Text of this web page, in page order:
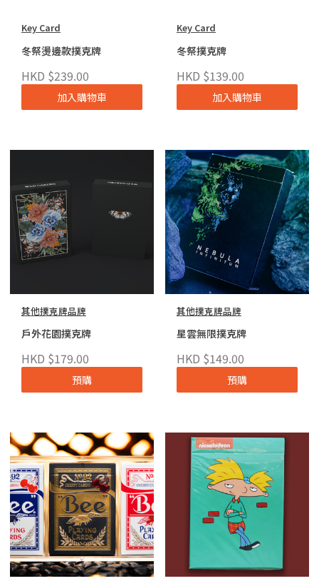
Key Card
冬祭燙邊款撲克牌
HKD $239.00
加入購物車
Key Card
冬祭撲克牌
HKD $139.00
加入購物車
其他撲克牌品牌
戶外花園撲克牌
HKD $179.00
預購
其他撲克牌品牌
星雲無限撲克牌
HKD $149.00
預購